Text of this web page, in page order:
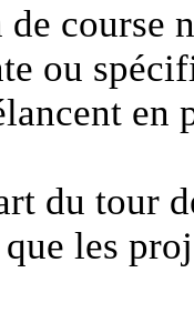
course
ou
en
du tour
les